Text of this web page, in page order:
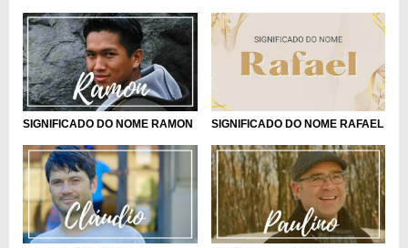
SIGNIFICADO DO NOME RAMON SIGNIFICADO DO NOME RAFAEL